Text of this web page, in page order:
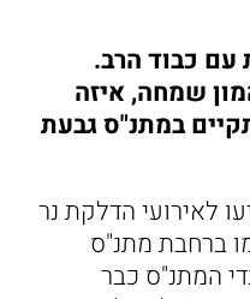
עם כבוד הרב.
שמחה, איזה
במתנ"ס גבעת
לאירועי הדלקת נר
ברחבת מתנ"ס
המתנ"ס כבר